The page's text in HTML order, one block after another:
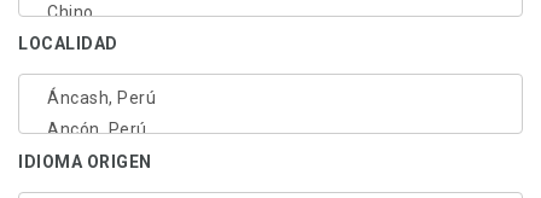
LOCALIDAD
IDIOMA ORIGEN